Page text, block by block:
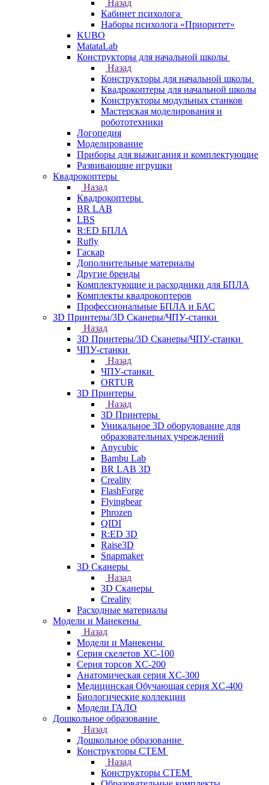
Назад
Кабинет психолога
Наборы психолога «Приоритет»
KUBO
MatataLab
Конструкторы для начальной школы
Назад
Конструкторы для начальной школы
Квадрокоптеры для начальной школы
Конструкторы модульных станков
Мастерская моделирования и
робототехники
Логопедия
Моделирование
Приборы для выжигания и комплектующие
Развивающие игрушки
Квадрокоптеры
Назад
Квадрокоптеры
BR LAB
LBS
R:ED БПЛА
Rufly
Гаскар
Дополнительные материалы
Другие бренды
Комплектующие и расходники для БПЛА
Комплекты квадрокоптеров
Профессиональные БПЛА и БАС
3D Принтеры/3D Сканеры/ЧПУ-станки
Назад
3D Принтеры/3D Сканеры/ЧПУ-станки
ЧПУ-станки
Назад
ЧПУ-станки
ORTUR
3D Принтеры
Назад
3D Принтеры
Уникальное 3D оборудование для
образовательных учреждений
Anycubic
Bambu Lab
BR LAB 3D
Creality
FlashForge
Flyingbear
Phrozen
QIDI
R:ED 3D
Raise3D
Snapmaker
3D Сканеры
Назад
3D Сканеры
Creality
Расходные материалы
Модели и Манекены
Назад
Модели и Манекены
Серия скелетов XC-100
Серия торсов XC-200
Анатомическая серия XC-300
Медицинская Обучающая серия XC-400
Биологические коллекции
Модели ГАЛО
Дошкольное образование
Назад
Дошкольное образование
Конструкторы СТЕМ
Назад
Конструкторы СТЕМ